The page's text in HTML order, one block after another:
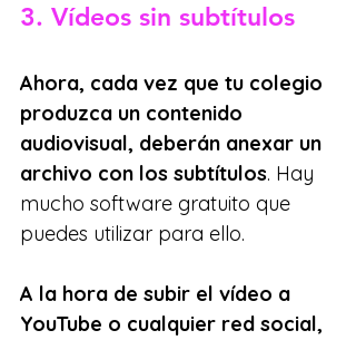
3. Vídeos sin subtítulos
Ahora, cada vez que tu colegio
produzca un contenido
audiovisual, deberán anexar un
archivo con los subtítulos. Hay
mucho software gratuito que
puedes utilizar para ello.
A la hora de subir el vídeo a
YouTube o cualquier red social,